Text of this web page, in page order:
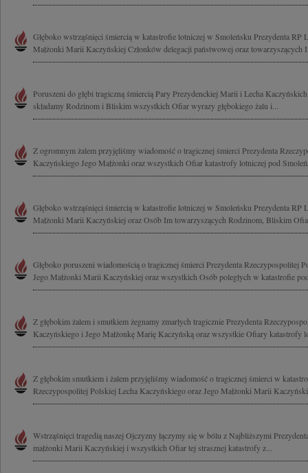
Głęboko wstrząśnięci śmiercią w katastrofie lotniczej w Smoleńsku Prezydenta RP
Małżonki Marii Kaczyńskiej Członków delegacji państwowej oraz towarzyszących
Poruszeni do głębi tragiczną śmiercią Pary Prezydenckiej Marii i Lecha
składamy Rodzinom i Bliskim wszystkich Ofiar wyrazy głębokiego żalu i...
Z ogromnym żalem przyjęliśmy wiadomość o tragicznej śmierci Prezydenta
Kaczyńskiego Jego Małżonki oraz wszystkich Ofiar katastrofy lotniczej pod
Głęboko wstrząśnięci śmiercią w katastrofie lotniczej w Smoleńsku Prezydenta RP
Małżonki Marii Kaczyńskiej oraz Osób Im towarzyszących Rodzinom, Bliskim
Głęboko poruszeni wiadomością o tragicznej śmierci Prezydenta Rzeczypospolitej
Jego Małżonki Marii Kaczyńskiej oraz wszystkich Osób poległych w katastrofie
Z głębokim żalem i smutkiem żegnamy zmarłych tragicznie Prezydenta
Kaczyńskiego i Jego Małżonkę Marię Kaczyńską oraz wszystkie Ofiary katastrofy
Z głębokim smutkiem i żalem przyjęliśmy wiadomość o tragicznej śmierci w
Rzeczypospolitej Polskiej Lecha Kaczyńskiego oraz Jego Małżonki Marii
Wstrząśnięci tragedią naszej Ojczyzny łączymy się w bólu z Najbliższymi
małżonki Marii Kaczyńskiej i wszystkich Ofiar tej strasznej katastrofy z...